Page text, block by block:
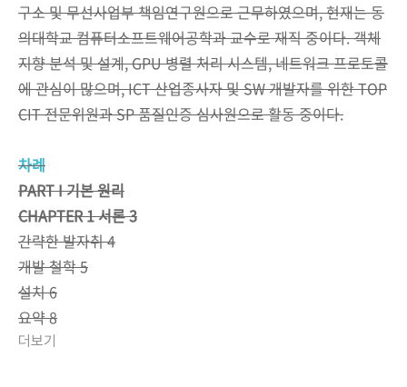
구소 및 무선사업부 책임연구원으로 근무하였으며, 현재는 동
의대학교 컴퓨터소프트웨어공학과 교수로 재직 중이다. 객체
지향 분석 및 설계, GPU 병렬 처리 시스템, 네트워크 프로토콜
에 관심이 많으며, ICT 산업종사자 및 SW 개발자를 위한 TOP
CIT 전문위원과 SP 품질인증 심사원으로 활동 중이다.
차례
PART I 기본 원리
CHAPTER 1 서론 3
간략한 발자취 4
개발 철학 5
설치 6
요약 8
더보기